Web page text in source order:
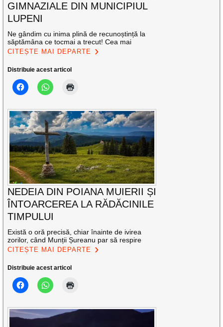
GIMNAZIALE DIN MUNICIPIUL
LUPENI
Ne gândim cu inima plină de recunoștință la
săptămâna ce tocmai a trecut! Cea mai
CITEȘTE MAI DEPARTE
Distribuie acest articol
NEDEIA DIN POIANA MUIERII ȘI
ÎNTOARCEREA LA RĂDĂCINILE
TIMPULUI
Există o oră precisă, chiar înainte de ivirea
zorilor, când Munții Șureanu par să respire
CITEȘTE MAI DEPARTE
Distribuie acest articol